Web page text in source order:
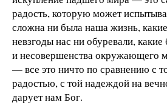
радость, которую может
сложна ни была наша жизнь,
невзгоды нас ни обуревали,
и несовершенства окружающего
— все это ничто по сравнению с
радостью, с той надеждой на
дарует нам Бог.